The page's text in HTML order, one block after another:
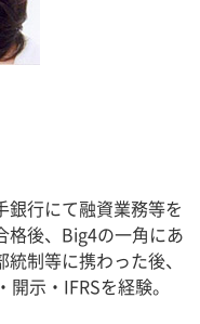
銀行にて融資業務等を
格後、Big4の一角にあ
制等に携わった後、
示・IFRSを経験。